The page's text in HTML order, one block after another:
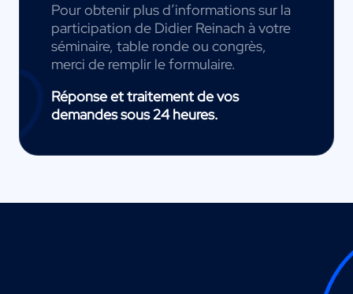
Pour obtenir plus d’informations sur la
participation de Didier Reinach à votre
séminaire, table ronde ou congrès,
merci de remplir le formulaire.
Réponse et traitement de vos
demandes sous 24 heures.